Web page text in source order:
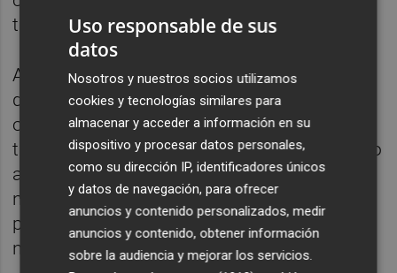
través de las redes sociales.
Al margen de dar a conocer la composición
del equipo FER en su octava edición, el
objetivo de todas estas iniciativas es
transmitir un mensaje de calma y optimismo
ante la preocupación existente y descubrir
nuevas oportunidades para estar activos,
para aprovechar el tiempo y para extraer
nuevas enseñanzas.
Uso responsable de sus
datos
Nosotros y nuestros socios utilizamos
cookies y tecnologías similares para
almacenar y acceder a información en su
dispositivo y procesar datos personales,
como su dirección IP, identificadores únicos
y datos de navegación, para ofrecer
anuncios y contenido personalizados, medir
anuncios y contenido, obtener información
sobre la audiencia y mejorar los servicios.